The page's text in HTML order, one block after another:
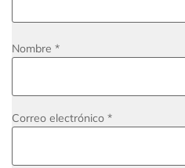
Nombre *
Correo electrónico *